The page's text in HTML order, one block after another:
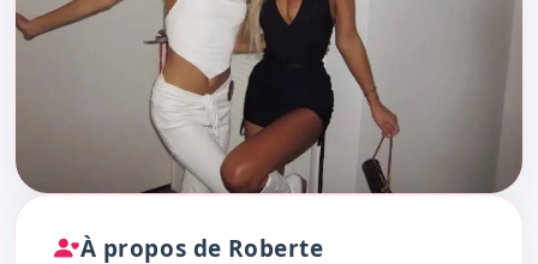
À propos de Roberte